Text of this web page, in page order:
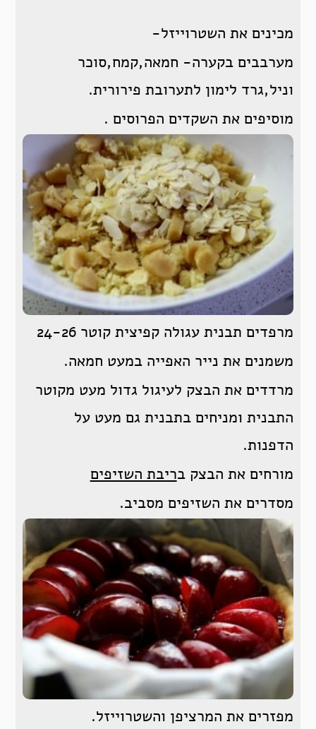
מכינים את השטרוייזל-
מערבבים בקערה- חמאה,קמח,סוכר
וניל,גרד לימון לתערובת פירורית.
מוסיפים את השקדים הפרוסים .
מרפדים תבנית עגולה קפיצית קוטר 24-26
משמנים את נייר האפייה במעט חמאה.
מרדדים את הבצק לעיגול גדול מעט מקוטר
התבנית ומניחים בתבנית גם מעט על
הדפנות.
מורחים את הבצק בריבת השזיפים
מסדרים את השזיפים מסביב.
מפזרים את המרציפן והשטרוייזל.